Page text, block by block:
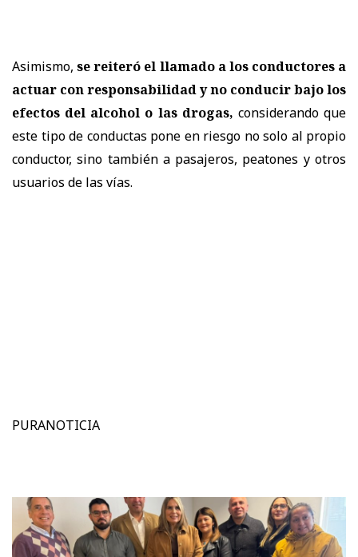
Asimismo,se reiteró el llamado a los conductores a
actuar con responsabilidad y no conducir bajo los
efectos del alcohol o las drogas, considerando que
este tipo de conductas pone en riesgo no solo al propio
conductor, sino también a pasajeros, peatones y otros
usuarios de las vías.
PURANOTICIA